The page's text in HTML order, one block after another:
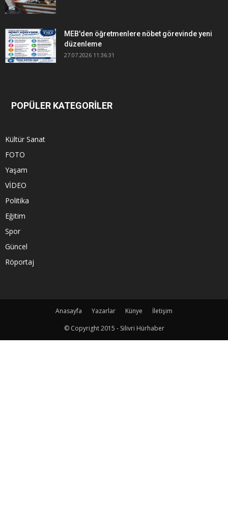
MEB'den öğretmenlere nöbet görevinde yeni
düzenleme
27.07.2026 11:36:31
POPÜLER KATEGORİLER
Kültür Sanat
FOTO
Yaşam
VİDEO
Politika
Eğitim
Spor
Güncel
Röportaj
Anasayfa Yazarlar Künye
İletişim
© Copyright 2015 - Silivri Hürhaber